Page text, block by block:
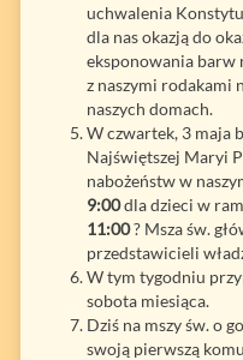
uchwalenia
dla nas okazją do
eksponowania barw
z naszymi rodakami
naszych domach.
W czwartek, 3 maja
Najświętszej Maryi
nabożeństw w
9:00dla dzieci w
11:00? Msza św.
przedstawicieli
W tym tygodniu
sobota miesiąca.
Dziś na mszy św. o
swoją pierwszą